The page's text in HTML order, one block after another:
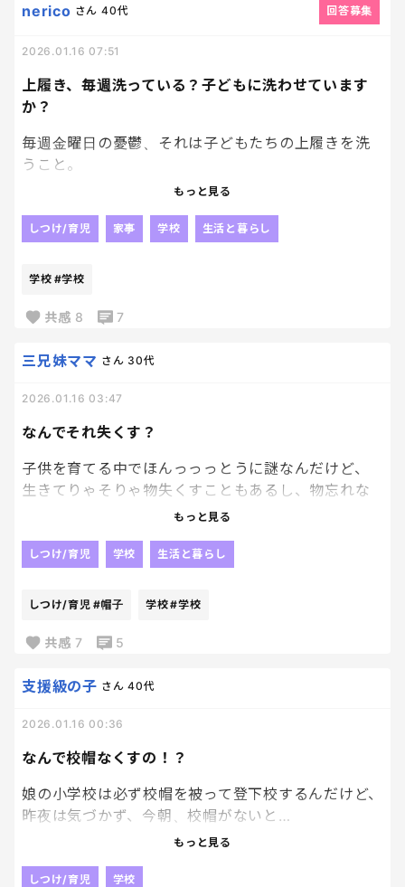
子どもにスマホを持たせる準備とか、親の覚悟と
糸電話一つで楽しんでた幼少期、ちょっと本気で懐
かしいわ。
これ、うちだけじゃないよね？
上履き、毎週洗っている？子どもに洗わせています
か？
nerico さん 40代 回答募集
2026.01.16 07:51
毎週金曜日の憂鬱、それは子どもたちの上履きを洗
うこと。
ゃんと洗えてなかったりで、今また私が洗ってしまっ
また、毎週洗っていますか？
それにしても、5日間学校の中で履いただけの上履
真っ黒やんけ！！！！
もっと見る
しつけ/育児 家事 学校 生活と暮らし
学校 #学校
共感 8 7
なんでそれ失くす？
三兄妹ママ さん 30代
2026.01.16 03:47
子供を育てる中でほんっっっとうに謎なんだけど、
生きてりゃそりゃ物失くすこともあるし、物忘れな
でも、なんで小学生の必需品のそれ失くすん！？って
うちの小学校は1年から6年までずっとこの帽子をか
こんなに毎日使うものをなんでなくすのか母からし
もっと見る
しつけ/育児 学校 生活と暮らし
しつけ/育児 #帽子 学校#学校
共感 7 5
なんで校帽なくすの！？
支援級の子 さん 40代
2026.01.16 00:36
娘の小学校は必ず校帽を被って登下校するんだけど、
昨夜は気づかず、今朝、校帽がないと…
もっと見る
しつけ/育児 学校